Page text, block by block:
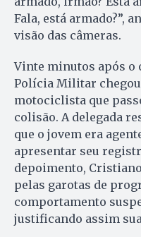
Fala, está armado?”,
visão das câmeras.
Vinte minutos após o
Polícia Militar
motociclista que
colisão. A delegada
que o jovem era
apresentar seu
depoimento,
pelas garotas de
comportamento
justificando assim